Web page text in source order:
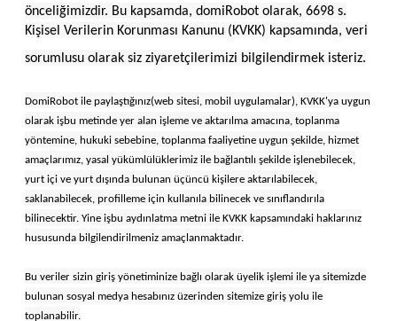
önceliğimizdir. Bu kapsamda, domiRobot olarak, 6698 s.
Kişisel Verilerin Korunması Kanunu (KVKK) kapsamında, veri
sorumlusu olarak siz ziyaretçilerimizi bilgilendirmek isteriz.
DomiRobot ile paylaştığınız(web sitesi, mobil uygulamalar), KVKK'ya uygun
olarak işbu metinde yer alan işleme ve aktarılma amacına, toplanma
yöntemine, hukuki sebebine, toplanma faaliyetine uygun şekilde, hizmet
amaçlarımız, yasal yükümlülüklerimiz ile bağlantılı şekilde işlenebilecek,
yurt içi ve yurt dışında bulunan üçüncü kişilere aktarılabilecek,
saklanabilecek, profilleme için kullanıla bilinecek ve sınıflandırıla
bilinecektir. Yine işbu aydınlatma metni ile KVKK kapsamındaki haklarınız
hususunda bilgilendirilmeniz amaçlanmaktadır.
Bu veriler sizin giriş yönetiminize bağlı olarak üyelik işlemi ile ya sitemizde
bulunan sosyal medya hesabınız üzerinden sitemize giriş yolu ile
toplanabilir.